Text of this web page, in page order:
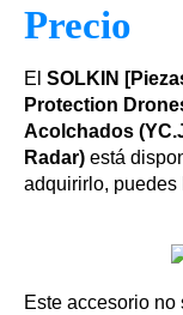
Precio
El SOLKIN
Protection
Acolchados
Radar) está
adquirirlo, puedes
Este accesorio